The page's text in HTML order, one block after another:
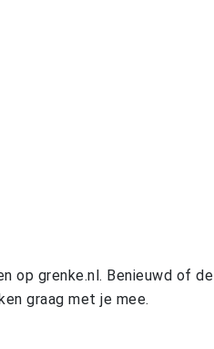
op grenke.nl. Benieuwd of de
graag met je mee.